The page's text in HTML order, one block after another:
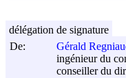
De:
Gérald
ingénieur du
conseiller du
délégation de signature